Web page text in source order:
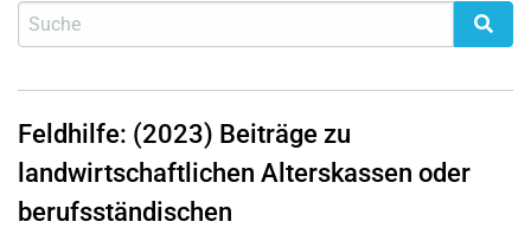
Feldhilfe: (2023) Beiträge zu
landwirtschaftlichen Alterskassen oder
berufsständischen